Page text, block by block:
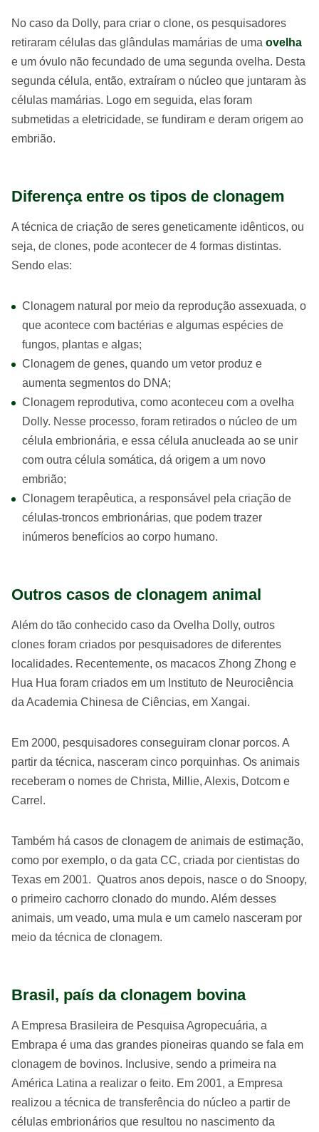
No caso da Dolly, para criar o clone, os pesquisadores
retiraram células das glândulas mamárias de uma ovelha
e um óvulo não fecundado de uma segunda ovelha. Desta
segunda célula, então, extraíram o núcleo que juntaram às
células mamárias. Logo em seguida, elas foram
submetidas a eletricidade, se fundiram e deram origem ao
embrião.
Diferença entre os tipos de clonagem
A técnica de criação de seres geneticamente idênticos, ou
seja, de clones, pode acontecer de 4 formas distintas.
Sendo elas:
Clonagem natural por meio da reprodução assexuada, o
que acontece com bactérias e algumas espécies de
fungos, plantas e algas;
Clonagem de genes, quando um vetor produz e
aumenta segmentos do DNA;
Clonagem reprodutiva, como aconteceu com a ovelha
Dolly. Nesse processo, foram retirados o núcleo de um
célula embrionária, e essa célula anucleada ao se unir
com outra célula somática, dá origem a um novo
embrião;
Clonagem terapêutica, a responsável pela criação de
células-troncos embrionárias, que podem trazer
inúmeros benefícios ao corpo humano.
Outros casos de clonagem animal
Além do tão conhecido caso da Ovelha Dolly, outros
clones foram criados por pesquisadores de diferentes
localidades. Recentemente, os macacos Zhong Zhong e
Hua Hua foram criados em um Instituto de Neurociência
da Academia Chinesa de Ciências, em Xangai.
Em 2000, pesquisadores conseguiram clonar porcos. A
partir da técnica, nasceram cinco porquinhas. Os animais
receberam o nomes de Christa, Millie, Alexis, Dotcom e
Carrel.
Também há casos de clonagem de animais de estimação,
como por exemplo, o da gata CC, criada por cientistas do
Texas em 2001. Quatros anos depois, nasce o do Snoopy,
o primeiro cachorro clonado do mundo. Além desses
animais, um veado, uma mula e um camelo nasceram por
meio da técnica de clonagem.
Brasil, país da clonagem bovina
A Empresa Brasileira de Pesquisa Agropecuária, a
Embrapa é uma das grandes pioneiras quando se fala em
clonagem de bovinos. Inclusive, sendo a primeira na
América Latina a realizar o feito. Em 2001, a Empresa
realizou a técnica de transferência do núcleo a partir de
células embrionários que resultou no nascimento da